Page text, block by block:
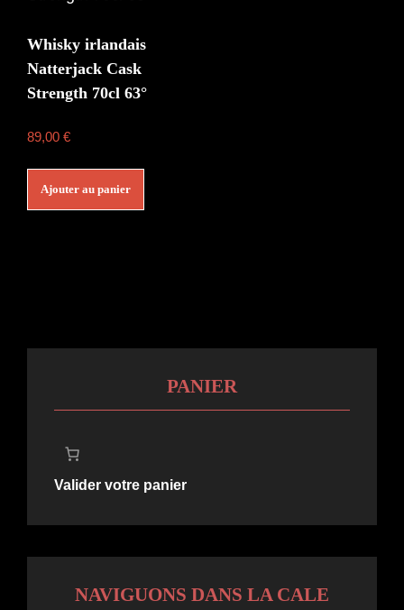
Whisky irlandais
Natterjack Cask
Strength 70cl 63°
89,00 €
Ajouter au panier
PANIER
Valider votre panier
NAVIGUONS DANS LA CALE